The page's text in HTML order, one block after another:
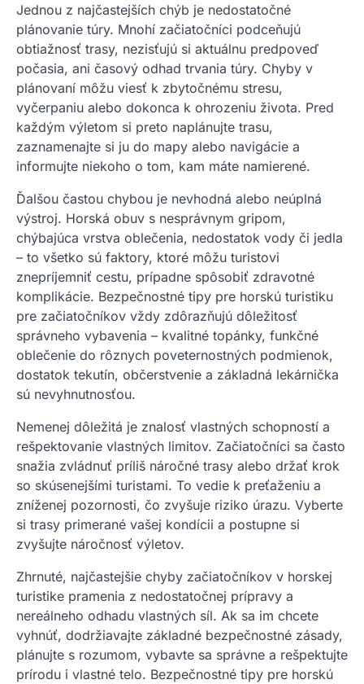
Jednou z najčastejších chýb je nedostatočné
plánovanie túry. Mnohí začiatočníci podceňujú
obtiažnosť trasy, nezisťujú si aktuálnu predpoveď
počasia, ani časový odhad trvania túry. Chyby v
plánovaní môžu viesť k zbytočnému stresu,
vyčerpaniu alebo dokonca k ohrozeniu života. Pred
každým výletom si preto naplánujte trasu,
zaznamenajte si ju do mapy alebo navigácie a
informujte niekoho o tom, kam máte namierené.
Ďalšou častou chybou je nevhodná alebo neúplná
výstroj. Horská obuv s nesprávnym gripom,
chýbajúca vrstva oblečenia, nedostatok vody či jedla
– to všetko sú faktory, ktoré môžu turistovi
znepríjemniť cestu, prípadne spôsobiť zdravotné
komplikácie. Bezpečnostné tipy pre horskú turistiku
pre začiatočníkov vždy zdôrazňujú dôležitosť
správneho vybavenia – kvalitné topánky, funkčné
oblečenie do rôznych poveternostných podmienok,
dostatok tekutín, občerstvenie a základná lekárnička
sú nevyhnutnosťou.
Nemenej dôležitá je znalosť vlastných schopností a
rešpektovanie vlastných limitov. Začiatočníci sa často
snažia zvládnuť príliš náročné trasy alebo držať krok
so skúsenejšími turistami. To vedie k preťaženiu a
zníženej pozornosti, čo zvyšuje riziko úrazu. Vyberte
si trasy primerané vašej kondícii a postupne si
zvyšujte náročnosť výletov.
Zhrnuté, najčastejšie chyby začiatočníkov v horskej
turistike pramenia z nedostatočnej prípravy a
nereálneho odhadu vlastných síl. Ak sa im chcete
vyhnúť, dodržiavajte základné bezpečnostné zásady,
plánujte s rozumom, vybavte sa správne a rešpektujte
prírodu i vlastné telo. Bezpečnostné tipy pre horskú